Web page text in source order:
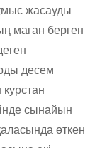
жасауды
маған берген
десем
сынайын
өткен